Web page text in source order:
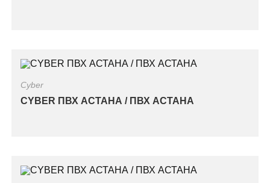
Cyber
CYBER ПВХ АСТАНА / ПВХ АСТАНА